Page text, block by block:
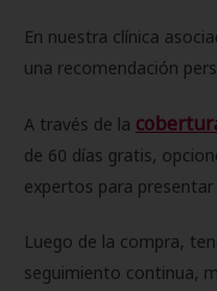
En nuestra clínica
una recomendación
A través de la
de 60 días gratis,
expertos para
Luego de la compra,
seguimiento continua,